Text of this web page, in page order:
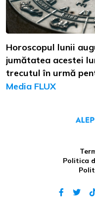
Horoscopul lunii
jumătatea acestei
trecutul în urmă
Media FLUX
Politica